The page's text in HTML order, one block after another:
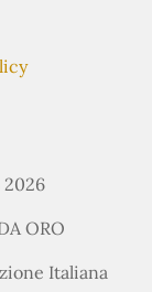
2026
ORO
Italiana